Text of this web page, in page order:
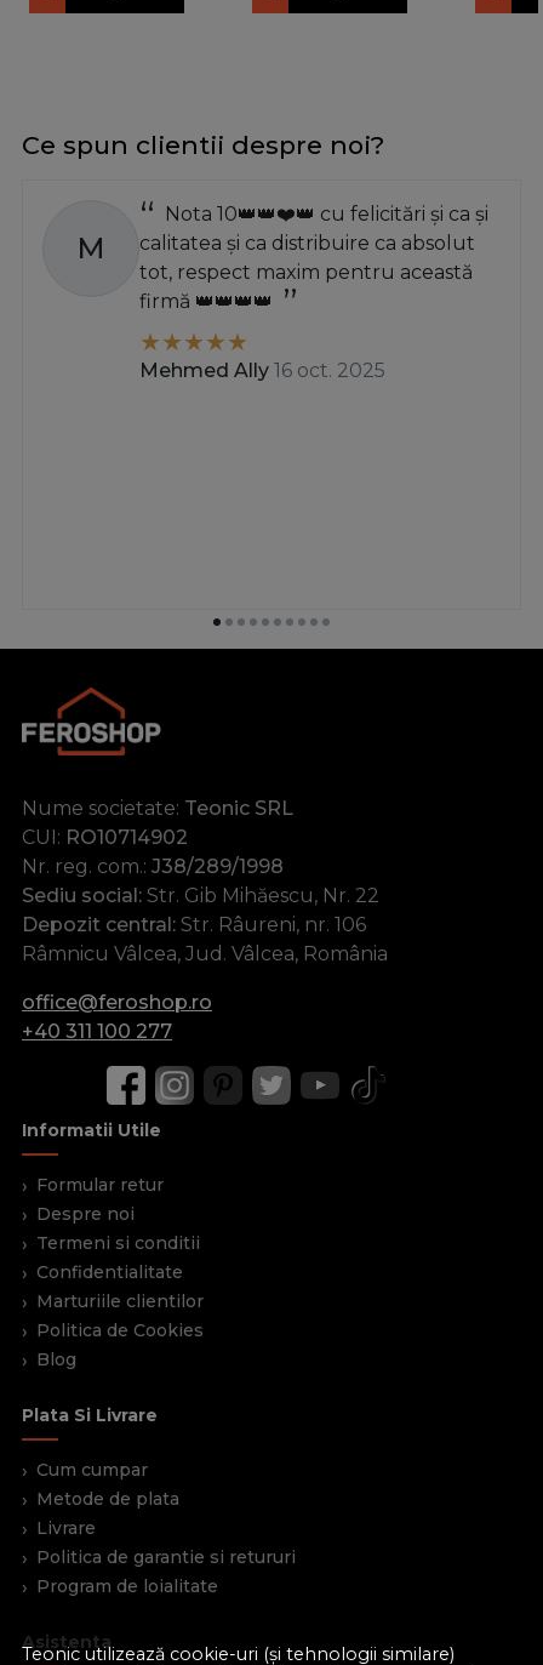
Teonic utilizează cookie-uri (și tehnologii similare)
Ce spun clientii despre noi?
M
Nota 10👑👑❤️👑 cu felicitări și ca și
calitatea și ca distribuire ca absolut
tot, respect maxim pentru această
firmă 👑👑👑👑
Mehmed Ally 16 oct. 2025
Nume societate: Teonic SRL
CUI: RO10714902
Nr. reg. com.: J38/289/1998
Sediu social: Str. Gib Mihăescu, Nr. 22
Depozit central: Str. Râureni, nr. 106
Râmnicu Vâlcea, Jud. Vâlcea, România
office@feroshop.ro
+40 311 100 277
Informatii Utile
Formular retur
Despre noi
Termeni si conditii
Confidentialitate
Marturiile clientilor
Politica de Cookies
Blog
Plata Si Livrare
Cum cumpar
Metode de plata
Livrare
Politica de garantie si retururi
Program de loialitate
Asistenta